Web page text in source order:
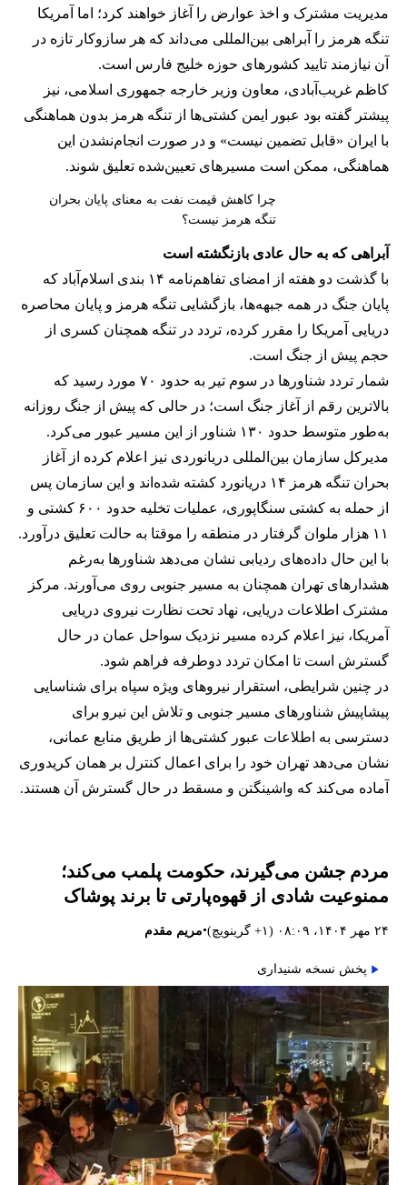
مدیریت مشترک و اخذ عوارض را آغاز خواهند کرد؛ اما آمریکا
تنگه هرمز را آبراهی بین‌المللی می‌داند که هر سازوکار تازه در
آن نیازمند تایید کشورهای حوزه خلیج فارس است.
کاظم غریب‌آبادی، معاون وزیر خارجه جمهوری اسلامی، نیز
پیشتر گفته بود عبور ایمن کشتی‌ها از تنگه هرمز بدون هماهنگی
با ایران «قابل تضمین نیست» و در صورت انجام‌نشدن این
هماهنگی، ممکن است مسیرهای تعیین‌شده تعلیق شوند.
چرا کاهش قیمت نفت به معنای پایان بحران
تنگه هرمز نیست؟
آبراهی که به حال عادی بازنگشته است
با گذشت دو هفته از امضای تفاهم‌نامه ۱۴ بندی اسلام‌آباد که
پایان جنگ در همه جبهه‌ها، بازگشایی تنگه هرمز و پایان محاصره
دریایی آمریکا را مقرر کرده، تردد در تنگه همچنان کسری از
حجم پیش از جنگ است.
شمار تردد شناورها در سوم تیر به حدود ۷۰ مورد رسید که
بالاترین رقم از آغاز جنگ است؛ در حالی که پیش از جنگ روزانه
به‌طور متوسط حدود ۱۳۰ شناور از این مسیر عبور می‌کرد.
مدیرکل سازمان بین‌المللی دریانوردی نیز اعلام کرده از آغاز
بحران تنگه هرمز ۱۴ دریانورد کشته شده‌اند و این سازمان پس
از حمله به کشتی سنگاپوری، عملیات تخلیه حدود ۶۰۰ کشتی و
۱۱ هزار ملوان گرفتار در منطقه را موقتا به حالت تعلیق درآورد.
با این حال داده‌های ردیابی نشان می‌دهد شناورها به‌رغم
هشدارهای تهران همچنان به مسیر جنوبی روی می‌آورند. مرکز
مشترک اطلاعات دریایی، نهاد تحت نظارت نیروی دریایی
آمریکا، نیز اعلام کرده مسیر نزدیک سواحل عمان در حال
گسترش است تا امکان تردد دوطرفه فراهم شود.
در چنین شرایطی، استقرار نیروهای ویژه سپاه برای شناسایی
پیشاپیش شناورهای مسیر جنوبی و تلاش این نیرو برای
دسترسی به اطلاعات عبور کشتی‌ها از طریق منابع عمانی،
نشان می‌دهد تهران خود را برای اعمال کنترل بر همان کریدوری
آماده می‌کند که واشینگتن و مسقط در حال گسترش آن هستند.
مردم جشن می‌گیرند، حکومت پلمب می‌کند؛
ممنوعیت شادی از قهوه‌پارتی تا برند پوشاک
۲۴ مهر ۱۴۰۴، ۰۸:۰۹ (‎+۱ گرینویچ) •مریم مقدم
پخش نسخه شنیداری